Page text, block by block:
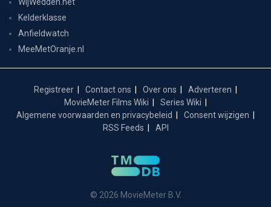
Kelderklasse
Anfieldwatch
MeeMetOranje.nl
Registreer Contact ons Over ons
Adverteren
MovieMeter Films Wiki
Series Wiki
Algemene voorwaarden en privacybeleid
Consent wijzigen
RSS Feeds
API
© 2026 MovieMeter B.V.